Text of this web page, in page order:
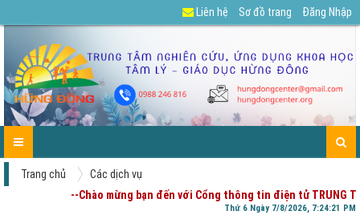
Liên hệ Sơ đồ trang
Đăng Nhập
TRANG
THIỆU
TỨC-
ĐỘNG
DỊCH
ÁN
DỤNG
LIỆU
SẺ
PHỤ
HUYNH
HỆ
GÓP
Ý
Trang chủ
Các dịch vụ
--Chào mừng bạn đến với Cổng thông tin điện tử TRUNG TÂM
Thứ 6 Ngày 7/8/2026, 7:24:21 PM